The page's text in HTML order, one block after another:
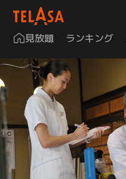
見放題 ランキング